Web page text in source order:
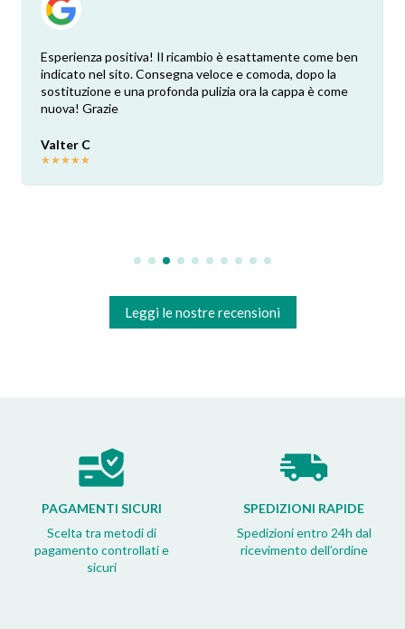
Esperienza positiva! Il ricambio è esattamente come ben
indicato nel sito. Consegna veloce e comoda, dopo la
sostituzione e una profonda pulizia ora la cappa è come
nuova! Grazie
Valter C
★★★★★
Leggi le nostre recensioni
PAGAMENTI SICURI
Scelta tra metodi di
pagamento controllati e
sicuri
SPEDIZIONI RAPIDE
Spedizioni entro 24h dal
ricevimento dell’ordine